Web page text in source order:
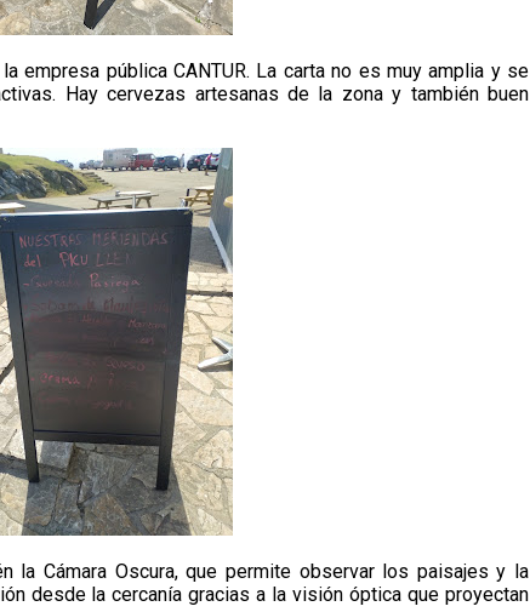
empresa pública CANTUR. La carta no es muy amplia y se
Hay cervezas artesanas de la zona y también buen
la Cámara Oscura, que permite observar los paisajes y la
desde la cercanía gracias a la visión óptica que proyectan